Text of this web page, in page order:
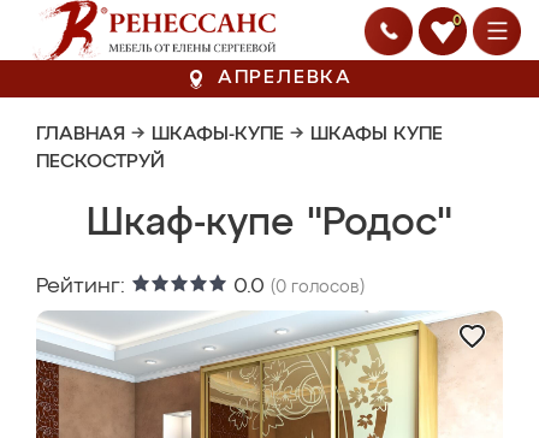
0
АПРЕЛЕВКА
ГЛАВНАЯ → ШКАФЫ-КУПЕ → ШКАФЫ КУПЕ
ПЕСКОСТРУЙ
Шкаф-купе "Родос"
Рейтинг: 0.0 (0 голосов)